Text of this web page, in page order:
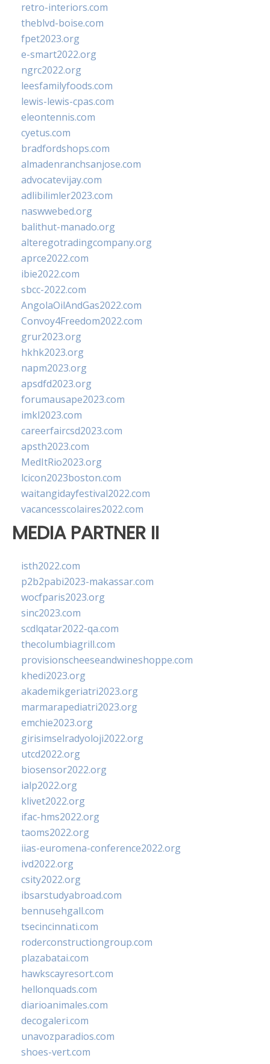
retro-interiors.com
theblvd-boise.com
fpet2023.org
e-smart2022.org
ngrc2022.org
leesfamilyfoods.com
lewis-lewis-cpas.com
eleontennis.com
cyetus.com
bradfordshops.com
almadenranchsanjose.com
advocatevijay.com
adlibilimler2023.com
naswwebed.org
balithut-manado.org
alteregotradingcompany.org
aprce2022.com
ibie2022.com
sbcc-2022.com
AngolaOilAndGas2022.com
Convoy4Freedom2022.com
grur2023.org
hkhk2023.org
napm2023.org
apsdfd2023.org
forumausape2023.com
imkl2023.com
careerfaircsd2023.com
apsth2023.com
MedItRio2023.org
lcicon2023boston.com
waitangidayfestival2022.com
vacancesscolaires2022.com
MEDIA PARTNER II
isth2022.com
p2b2pabi2023-makassar.com
wocfparis2023.org
sinc2023.com
scdlqatar2022-qa.com
thecolumbiagrill.com
provisionscheeseandwineshoppe.com
khedi2023.org
akademikgeriatri2023.org
marmarapediatri2023.org
emchie2023.org
girisimselradyoloji2022.org
utcd2022.org
biosensor2022.org
ialp2022.org
klivet2022.org
ifac-hms2022.org
taoms2022.org
iias-euromena-conference2022.org
ivd2022.org
csity2022.org
ibsarstudyabroad.com
bennusehgall.com
tsecincinnati.com
roderconstructiongroup.com
plazabatai.com
hawkscayresort.com
hellonquads.com
diarioanimales.com
decogaleri.com
unavozparadios.com
shoes-vert.com